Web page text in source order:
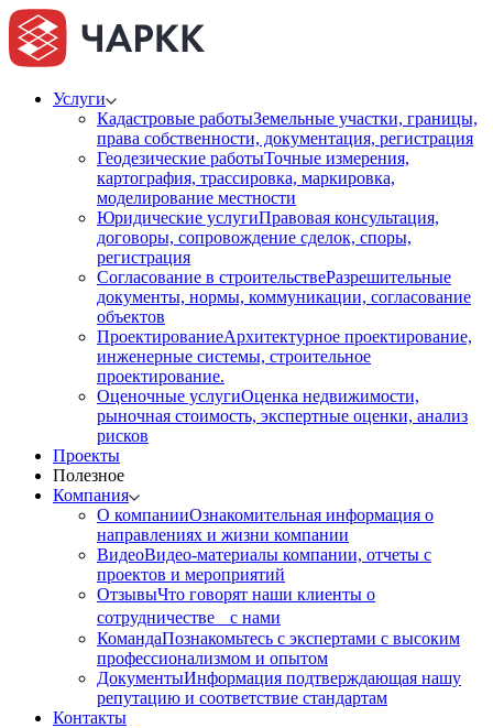
Услуги
Кадастровые работыЗемельные участки, границы,
права собственности, документация, регистрация
Геодезические работыТочные измерения,
картография, трассировка, маркировка,
моделирование местности
Юридические услугиПравовая консультация,
договоры, сопровождение сделок, споры,
регистрация
Согласование в строительствеРазрешительные
документы, нормы, коммуникации, согласование
объектов
ПроектированиеАрхитектурное проектирование,
инженерные системы, строительное
проектирование.
Оценочные услугиОценка недвижимости,
рыночная стоимость, экспертные оценки, анализ
рисков
Проекты
Полезное
Компания
О компанииОзнакомительная информация о
направлениях и жизни компании
ВидеоВидео-материалы компании, отчеты с
проектов и мероприятий
ОтзывыЧто говорят наши клиенты о
сотрудничестве с нами
КомандаПознакомьтесь с экспертами с высоким
профессионализмом и опытом
ДокументыИнформация подтверждающая нашу
репутацию и соответствие стандартам
Контакты